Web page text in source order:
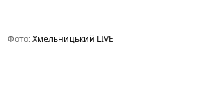
Фото:Хмельницький LIVE